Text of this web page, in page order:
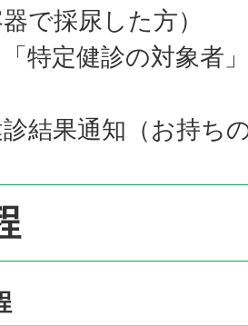
で採尿した方）
特定健診の対象者
結果通知（お持ち